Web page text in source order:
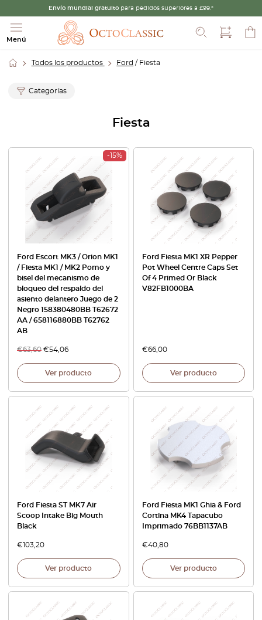
Envío mundial gratuito para pedidos superiores a £99.*
Menú
Todos los productos Ford / Fiesta
Categorías
Fiesta
-15%
Ford Escort MK3 / Orion MK1
/ Fiesta MK1 / MK2 Pomo y
bisel del mecanismo de
bloqueo del respaldo del
asiento delantero Juego de 2
Negro 158380480BB T62672
AA / 658116880BB T62762
AB
€63,60 €54,06
Ver producto
Ford Fiesta MK1 XR Pepper
Pot Wheel Centre Caps Set
Of 4 Primed Or Black
V82FB1000BA
€66,00
Ver producto
Ford Fiesta ST MK7 Air
Scoop Intake Big Mouth
Black
€103,20
Ver producto
Ford Fiesta MK1 Ghia & Ford
Cortina MK4 Tapacubo
Imprimado 76BB1137AB
€40,80
Ver producto